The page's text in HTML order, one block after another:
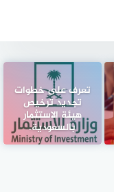
تعرف على خطوات
تجديد ترخيص
هيئة الاستثمار
بالسعودية.